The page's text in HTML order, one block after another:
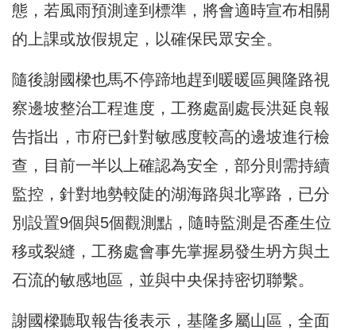
態，若風雨預測達到標準，將會適時宣布相關
的上課或放假規定，以確保民眾安全。
隨後謝國樑也馬不停蹄地趕到暖暖區興隆路視
察邊坡整治工程進度，工務處副處長洪延良報
告指出，市府已針對敏感度較高的邊坡進行檢
查，目前一半以上確認為安全，部分則需持續
監控，針對地勢較陡的湖海路與北寧路，已分
別設置9個與5個觀測點，隨時監測是否產生位
移或裂縫，工務處會事先掌握易發生坍方與土
石流的敏感地區，並與中央保持密切聯繫。
謝國樑聽取報告後表示，基隆多屬山區，全面